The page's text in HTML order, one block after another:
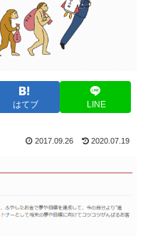
はてブ LINE
2017.09.26 2020.07.19